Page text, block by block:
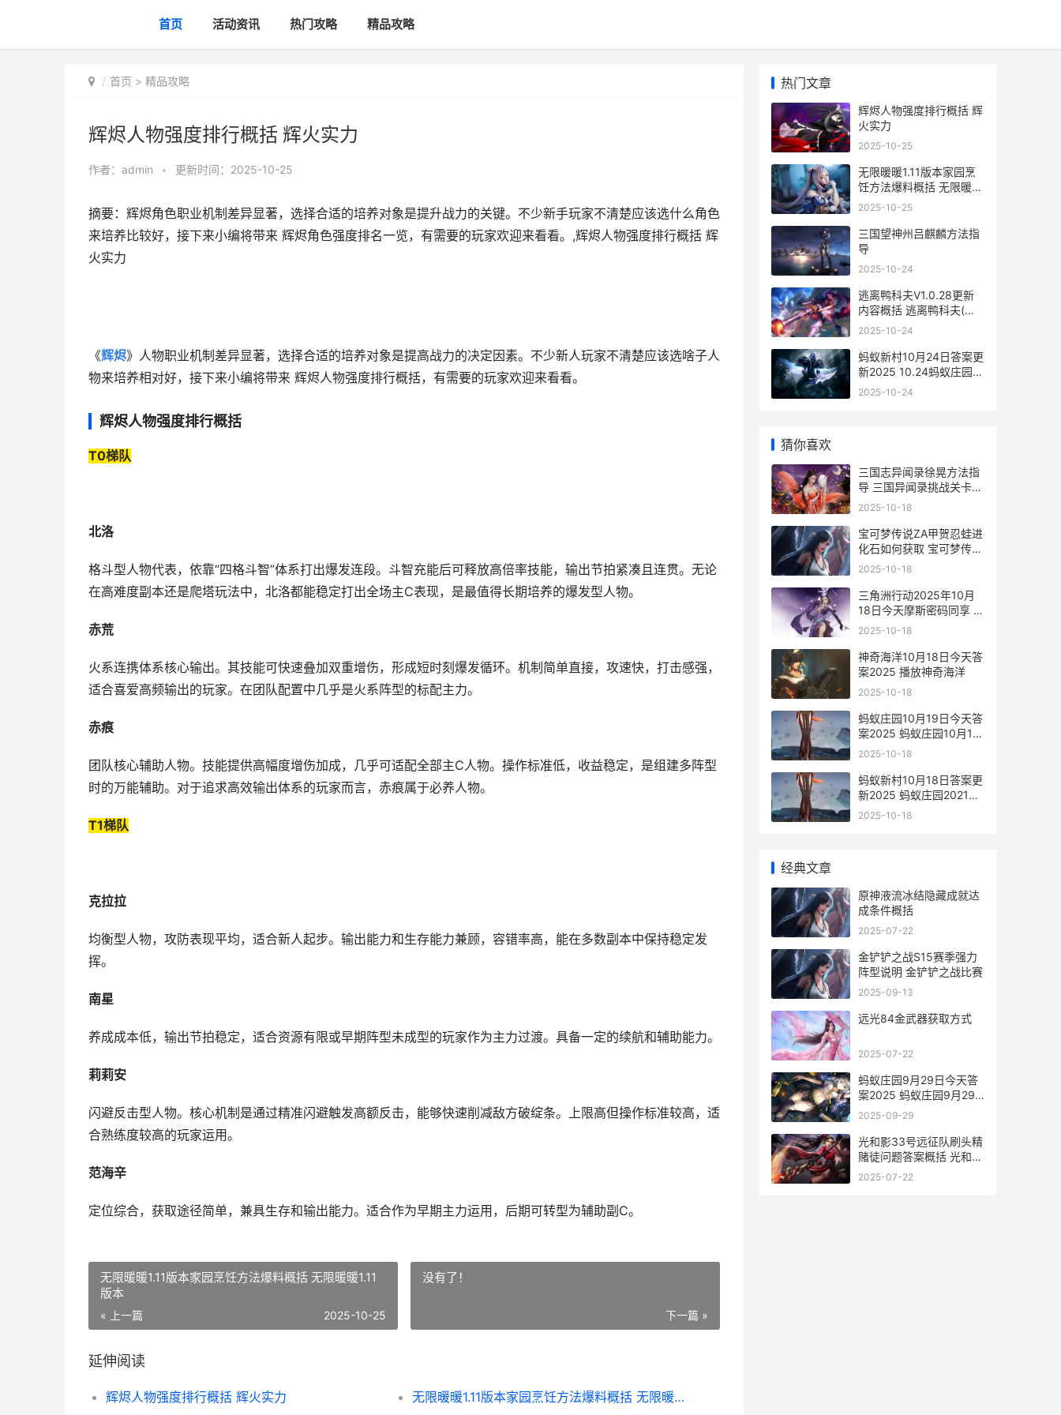
首页 活动资讯 热门攻略 精品攻略
首页 > 精品攻略
辉烬人物强度排行概括 辉火实力
作者： admin • 更新时间：2025-10-25
摘要：辉烬角色职业机制差异显著，选择合适的培养对象是提升战力的关键。不少新手玩家不清楚应该选什么角色
来培养比较好，接下来小编将带来 辉烬角色强度排名一览，有需要的玩家欢迎来看看。,辉烬人物强度排行概括 辉
火实力
《辉烬》人物职业机制差异显著，选择合适的培养对象是提高战力的决定因素。不少新人玩家不清楚应该选啥子人
物来培养相对好，接下来小编将带来 辉烬人物强度排行概括，有需要的玩家欢迎来看看。
辉烬人物强度排行概括
T0梯队
北洛
格斗型人物代表，依靠“四格斗智”体系打出爆发连段。斗智充能后可释放高倍率技能，输出节拍紧凑且连贯。无论
在高难度副本还是爬塔玩法中，北洛都能稳定打出全场主C表现，是最值得长期培养的爆发型人物。
赤荒
火系连携体系核心输出。其技能可快速叠加双重增伤，形成短时刻爆发循环。机制简单直接，攻速快，打击感强，
适合喜爱高频输出的玩家。在团队配置中几乎是火系阵型的标配主力。
赤痕
团队核心辅助人物。技能提供高幅度增伤加成，几乎可适配全部主C人物。操作标准低，收益稳定，是组建多阵型
时的万能辅助。对于追求高效输出体系的玩家而言，赤痕属于必养人物。
T1梯队
克拉拉
均衡型人物，攻防表现平均，适合新人起步。输出能力和生存能力兼顾，容错率高，能在多数副本中保持稳定发
挥。
南星
养成成本低，输出节拍稳定，适合资源有限或早期阵型未成型的玩家作为主力过渡。具备一定的续航和辅助能力。
莉莉安
闪避反击型人物。核心机制是通过精准闪避触发高额反击，能够快速削减敌方破绽条。上限高但操作标准较高，适
合熟练度较高的玩家运用。
范海辛
定位综合，获取途径简单，兼具生存和输出能力。适合作为早期主力运用，后期可转型为辅助副C。
无限暖暖1.11版本家园烹饪方法爆料概括 无限暖暖1.11
版本
« 上一篇 2025-10-25
没有了！
下一篇 »
延伸阅读
辉烬人物强度排行概括 辉火实力
无限暖暖1.11版本家园烹饪方法爆料概括 无限暖暖1.11版本
热门文章
辉烬人物强度排行概括 辉
火实力
2025-10-25
无限暖暖1.11版本家园烹
饪方法爆料概括 无限暖暖
1.11版本
2025-10-25
三国望神州吕麒麟方法指
导
2025-10-24
逃离鸭科夫V1.0.28更新
内容概括 逃离鸭科夫(中
文版)
2025-10-24
蚂蚁新村10月24日答案更
新2025 10.24蚂蚁庄园答
案
2025-10-24
猜你喜欢
三国志异闻录徐晃方法指
导 三国异闻录挑战关卡攻
略
2025-10-18
宝可梦传说ZA甲贺忍蛙进
化石如何获取 宝可梦传说
级
2025-10-18
三角洲行动2025年10月
18日今天摩斯密码同享 三
角洲行动2025最新兑换码
2025-10-18
神奇海洋10月18日今天答
案2025 播放神奇海洋
2025-10-18
蚂蚁庄园10月19日今天答
案2025 蚂蚁庄园10月19
日答案
2025-10-18
蚂蚁新村10月18日答案更
新2025 蚂蚁庄园2021年
10月18日
2025-10-18
经典文章
原神液流冰结隐藏成就达
成条件概括
2025-07-22
金铲铲之战S15赛季强力
阵型说明 金铲铲之战比赛
2025-09-13
远光84金武器获取方式
2025-07-22
蚂蚁庄园9月29日今天答
案2025 蚂蚁庄园9月29
日答案是什么
2025-09-29
光和影33号远征队刷头精
赌徒问题答案概括 光和影
33号远征队多少钱
2025-07-22